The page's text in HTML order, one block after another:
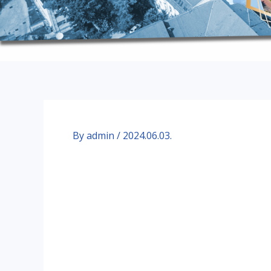
Byadmin / 2024.06.03.